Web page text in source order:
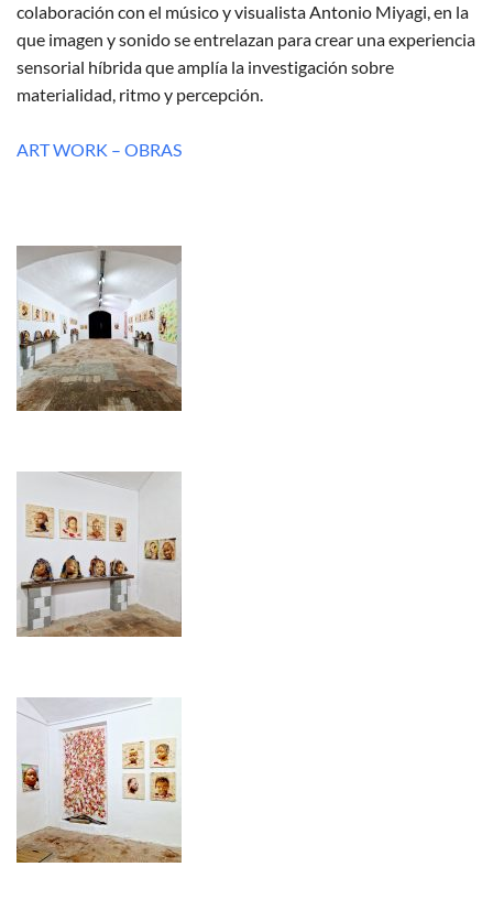
colaboración con el músico y visualista Antonio Miyagi, en la
que imagen y sonido se entrelazan para crear una experiencia
sensorial híbrida que amplía la investigación sobre
materialidad, ritmo y percepción.
ART WORK – OBRAS